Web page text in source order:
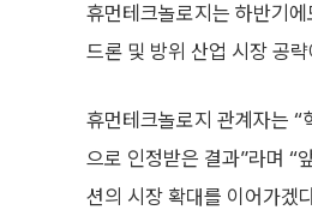
휴먼테크놀로지는 하반기
드론 및 방위 산업 시장 공
휴먼테크놀로지 관계자는 “
으로 인정받은 결과”라며 “
션의 시장 확대를 이어가겠